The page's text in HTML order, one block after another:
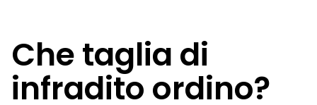
Che taglia di
infradito ordino?